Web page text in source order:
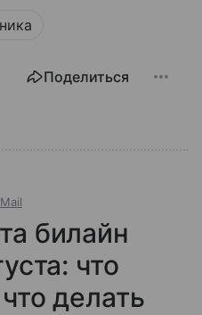
Поделиться
билайн
что
делать